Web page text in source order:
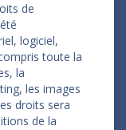
de
logiciel,
toute la
la
les images
droits sera
de la